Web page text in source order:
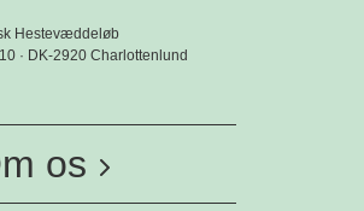
Hestevæddeløb
· DK-2920 Charlottenlund
os